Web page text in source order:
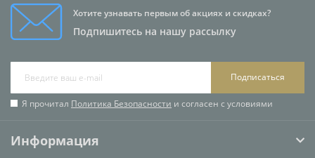
Хотите узнавать первым об акциях и скидках?
Подпишитесь на нашу рассылку
Подписаться
Я прочитал Политика Безопасности и согласен с условиями
Информация